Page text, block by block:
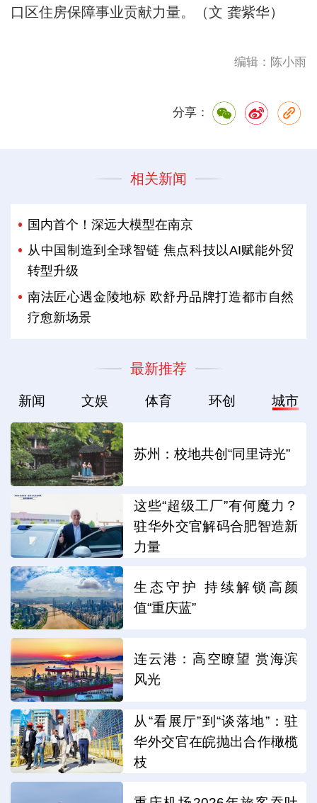
口区住房保障事业贡献力量。（文 龚紫华）
编辑：陈小雨
分享：
相关新闻
国内首个！深远大模型在南京
从中国制造到全球智链 焦点科技以AI赋能外贸
转型升级
南法匠心遇金陵地标 欧舒丹品牌打造都市自然
疗愈新场景
最新推荐
新闻 文娱 体育 环创 城市
苏州：校地共创“同里诗光”
这些“超级工厂”有何魔力？
驻华外交官解码合肥智造新
力量
生态守护 持续解锁高颜
值“重庆蓝”
连云港：高空瞭望 赏海滨
风光
从“看展厅”到“谈落地”：驻
华外交官在皖抛出合作橄榄
枝